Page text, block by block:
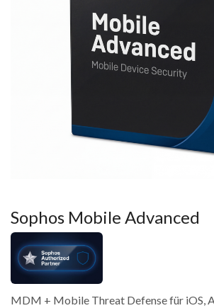
Sophos Mobile Advanced
MDM + Mobile Threat Defense für iOS,